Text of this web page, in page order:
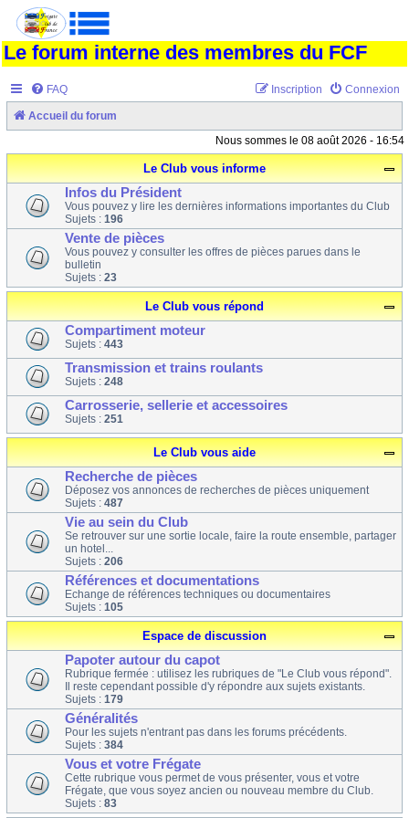
Le forum interne des membres du FCF
FAQ Connexion
Inscription
Accueil du forum
Nous sommes le 08 août 2026 - 16:54
Le Club vous informe
Infos du Président
Vous pouvez y lire les dernières informations importantes du Club
Sujets : 196
Vente de pièces
Vous pouvez y consulter les offres de pièces parues dans le
bulletin
Sujets : 23
Le Club vous répond
Compartiment moteur
Sujets : 443
Transmission et trains roulants
Sujets : 248
Carrosserie, sellerie et accessoires
Sujets : 251
Le Club vous aide
Recherche de pièces
Déposez vos annonces de recherches de pièces uniquement
Sujets : 487
Vie au sein du Club
Se retrouver sur une sortie locale, faire la route ensemble, partager
un hotel...
Sujets : 206
Références et documentations
Echange de références techniques ou documentaires
Sujets : 105
Espace de discussion
Papoter autour du capot
Rubrique fermée : utilisez les rubriques de "Le Club vous répond".
Il reste cependant possible d'y répondre aux sujets existants.
Sujets : 179
Généralités
Pour les sujets n'entrant pas dans les forums précédents.
Sujets : 384
Vous et votre Frégate
Cette rubrique vous permet de vous présenter, vous et votre
Frégate, que vous soyez ancien ou nouveau membre du Club.
Sujets : 83